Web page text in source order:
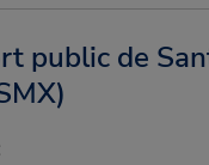
public de